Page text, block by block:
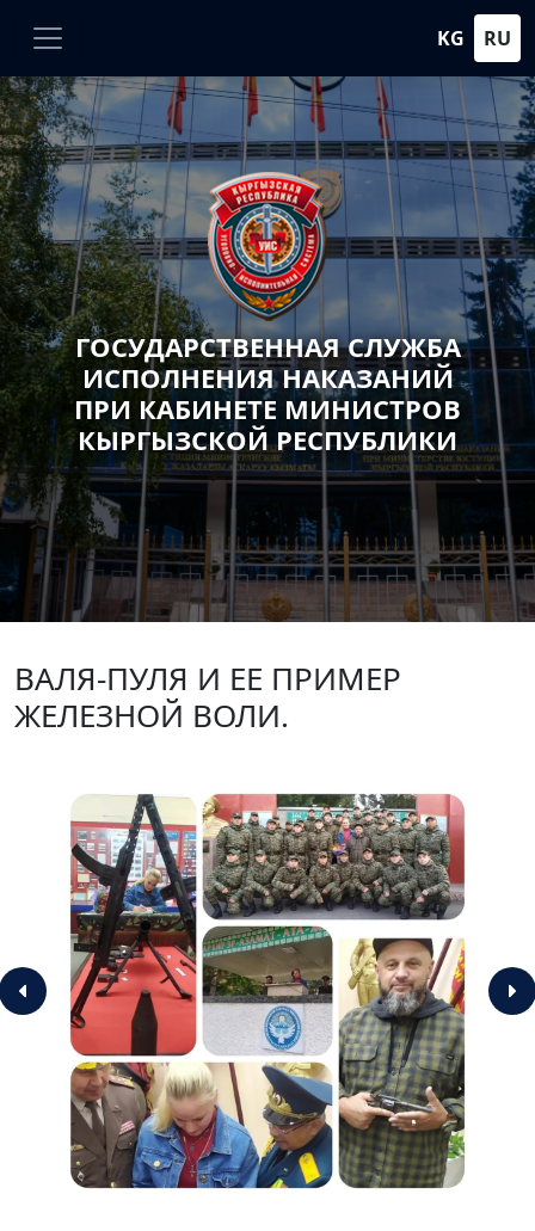
KG RU
ГОСУДАРСТВЕННАЯ СЛУЖБА
ИСПОЛНЕНИЯ НАКАЗАНИЙ
ПРИ КАБИНЕТЕ МИНИСТРОВ
КЫРГЫЗСКОЙ РЕСПУБЛИКИ
ВАЛЯ-ПУЛЯ И ЕЕ ПРИМЕР
ЖЕЛЕЗНОЙ ВОЛИ.